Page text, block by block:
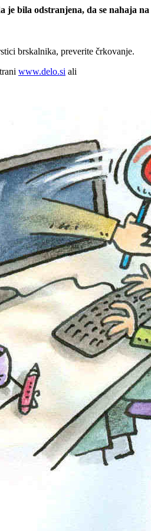
je bila odstranjena, da se nahaja
brskalnika, preverite črkovanje.
www.delo.si ali